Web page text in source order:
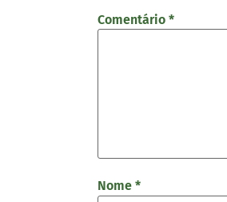
Comentário *
Nome *